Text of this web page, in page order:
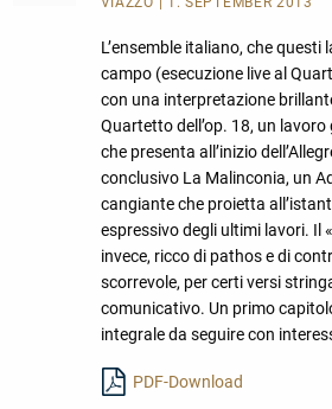
L’ensemble italiano, che questi
campo (esecuzione live al
con una interpretazione
Quartetto dell’op. 18, un
che presenta all’inizio
conclusivo La Malinconia, un
cangiante che proietta
espressivo degli ultimi lavori. Il
invece, ricco di pathos e di
scorrevole, per certi versi
comunicativo. Un primo
integrale da seguire con
PDF-Download